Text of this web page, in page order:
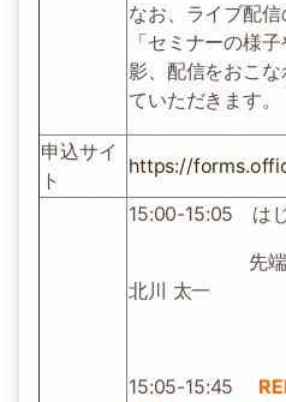
なお、ライブ配信
「セミナーの様
影、配信をおこ
ていただきます。
申込サイ
ト
https://
15:00-15:05 は
先端アグ
北川 太一
15:05-15:45